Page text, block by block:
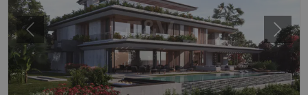
Poprzedni